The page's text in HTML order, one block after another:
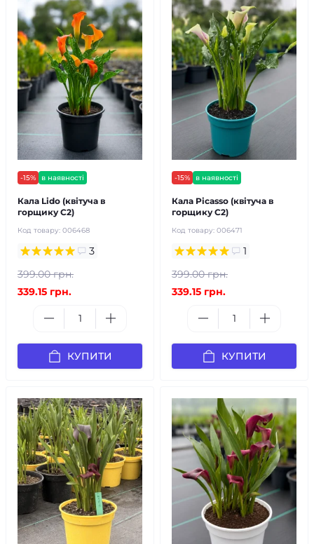
-15% в наявності
Кала Lido (квітуча в
горщику С2)
Код товару: 006468
3
399.00 грн.
339.15 грн.
КУПИТИ
-15% в наявності
Кала Picasso (квітуча в
горщику С2)
Код товару: 006471
1
399.00 грн.
339.15 грн.
КУПИТИ